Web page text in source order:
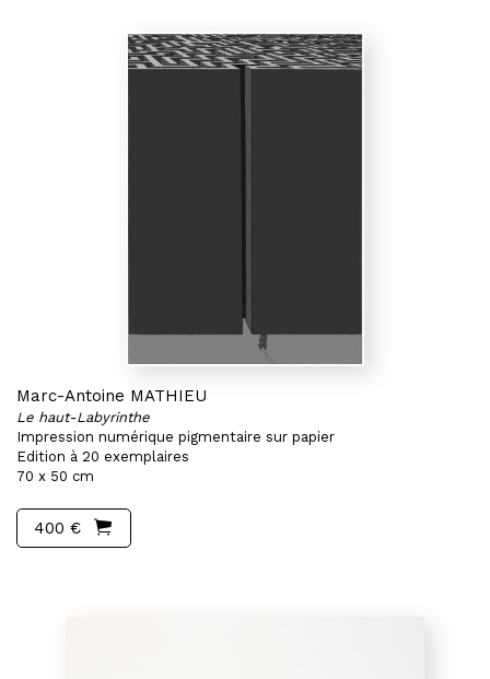
Marc-Antoine MATHIEU
Le haut-Labyrinthe
Impression numérique pigmentaire sur papier
Edition à 20 exemplaires
70 x 50 cm
400 €